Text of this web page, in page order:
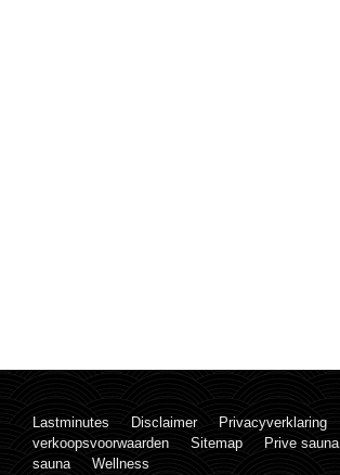
Lastminutes Disclaimer Privacyverklaring
verkoopsvoorwaarden
Sitemap Prive sauna
sauna
Wellness